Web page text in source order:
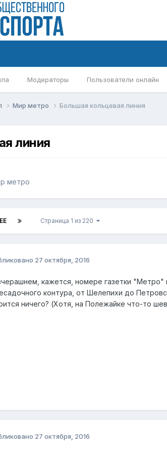
Модераторы Пользователи онлайн
Мир метро Большая кольцевая линия
линия
метро
Страница 1 из 220
27 октября, 2016
кажется, номере газетки
контура, от Шелепихи до
ничего? (Хотя, на Полежайке что-то
27 октября, 2016